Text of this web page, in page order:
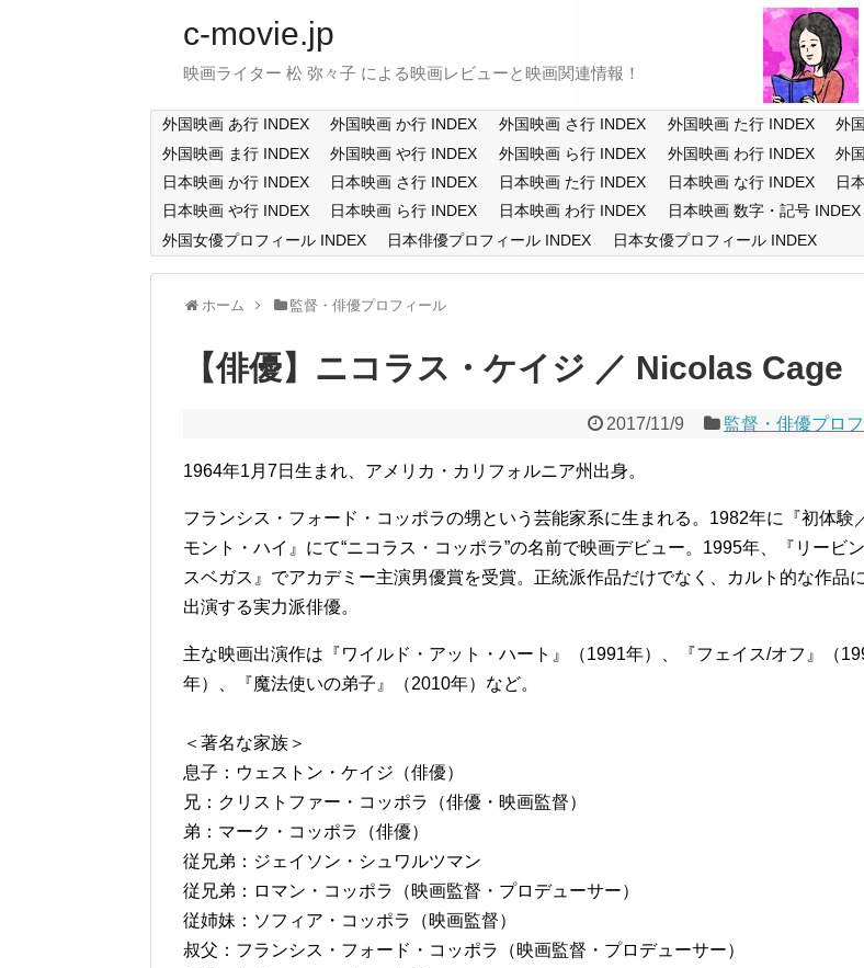
c-movie.jp
映画ライター 松 弥々子 による映画レビューと映画関連情報！
外国映画 あ行 INDEX 外国映画 か行 INDEX 外国映画 さ行 INDEX 外国映画 た行 INDEX 外
外国映画 ま行 INDEX
外国映画 や行 INDEX 外国映画 ら行 INDEX 外国映画 わ行 INDEX 外
日本映画 か行 INDEX
日本映画 さ行 INDEX 日本映画 た行 INDEX 日本映画 な行 INDEX 日
日本映画 や行 INDEX
日本映画 ら行 INDEX 日本映画 わ行 INDEX 日本映画 数字・記号 INDEX
外国女優プロフィール INDEX
日本俳優プロフィール INDEX 日本女優プロフィール INDEX
ホーム 監督・俳優プロフィール
【俳優】ニコラス・ケイジ ／ Nicolas Cage
2017/11/9 監督・俳優プロ
1964年1月7日生まれ、アメリカ・カリフォルニア州出身。
フランシス・フォード・コッポラの甥という芸能家系に生まれる。1982年に『初体験
モント・ハイ』にて“ニコラス・コッポラ”の名前で映画デビュー。1995年、『リービ
スベガス』でアカデミー主演男優賞を受賞。正統派作品だけでなく、カルト的な作品
出演する実力派俳優。
主な映画出演作は『ワイルド・アット・ハート』（1991年）、『フェイス/オフ』（
年）、『魔法使いの弟子』（2010年）など。
＜著名な家族＞
息子：ウェストン・ケイジ（俳優）
兄：クリストファー・コッポラ（俳優・映画監督）
弟：マーク・コッポラ（俳優）
従兄弟：ジェイソン・シュワルツマン
従兄弟：ロマン・コッポラ（映画監督・プロデューサー）
従姉妹：ソフィア・コッポラ（映画監督）
叔父：フランシス・フォード・コッポラ（映画監督・プロデューサー）